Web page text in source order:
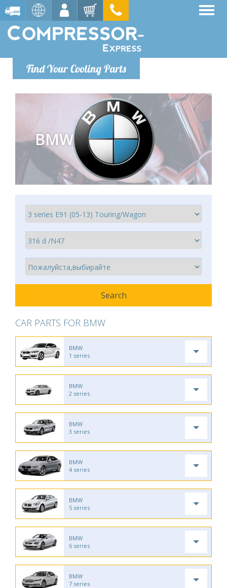
Find Your Cooling Parts
BMW
CAR PARTS FOR BMW
BMW
1 series
BMW
2 series
BMW
3 series
BMW
4 series
BMW
5 series
BMW
6 series
BMW
7 series